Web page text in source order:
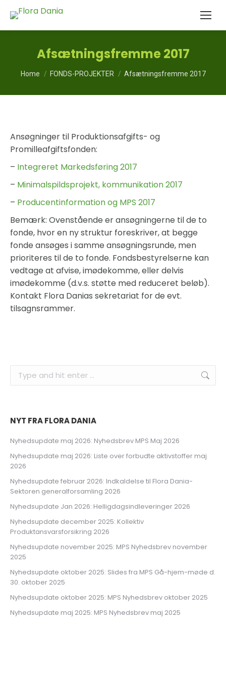
Afsætningsfremme 2017
You are here:
Home FONDS-PROJEKTER Afsætningsfremme 2017
Ansøgninger til Produktionsafgifts- og
Promilleafgiftsfonden:
– Integreret Markedsføring 2017
– Minimalspildsprojekt, kommunikation 2017
– Producentinformation og MPS 2017
Bemærk: Ovenstående er ansøgningerne til de to
fonde, hvor en ny struktur foreskriver, at begge
fonde ansøges i samme ansøgningsrunde, men
prioriteres til de to fonde. Fondsbestyrelserne kan
vedtage at afvise, imødekomme, eller delvis
imødekomme (d.v.s. støtte med reduceret beløb).
Kontakt Flora Danias sekretariat for de evt.
tilsagnsrammer.
NYT FRA FLORA DANIA
Nyhedsupdate maj 2026: Nyhedsbrev MPS Maj 2026
Nyhedsupdate maj 2026: Liste over forbudte aktivstoffer maj
2026
Nyhedsupdate februar 2026: Indkaldelse til Flora Dania-
Sektoren generalforsamling 2026
Nyhedsupdate Jan 2026: Helligdagsindleveringer 2026
Nyhedsupdate december 2025: Kollektiv
Produktansvarsforsikring 2026
Nyhedsupdate november 2025: MPS Nyhedsbrev november
2025
Nyhedsupdate oktober 2025: Slides fra MPS Gå-hjem-møde d.
30. oktober 2025
Nyhedsupdate oktober 2025: MPS Nyhedsbrev oktober 2025
Nyhedsupdate maj 2025: MPS Nyhedsbrev maj 2025